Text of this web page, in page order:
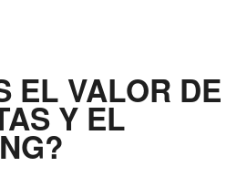
EL VALOR DE
Y EL